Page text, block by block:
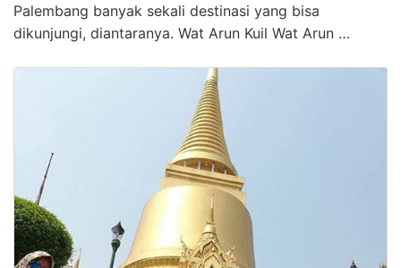
Palembang banyak sekali destinasi yang bisa
dikunjungi, diantaranya. Wat Arun Kuil Wat Arun …